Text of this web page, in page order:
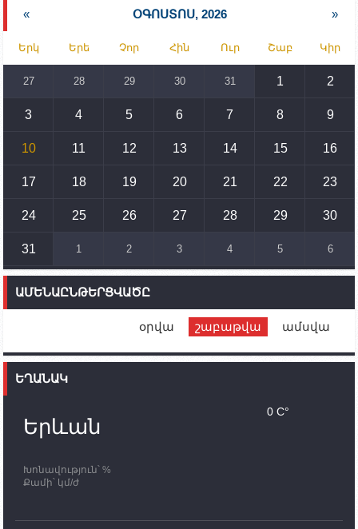
նախարարության հոգածության ներքո
Իրանը կողմ է տարածաշրջանի համար շահավետ
տրանսպորտային հաղորդակցությունների
զարգացմանը, սակայն ոչ՝ միջազգային
սահմանների փոփոխությանը
15:10 02.10.2023
սպառնալիքները կասեցնելու համար. իսպանացի
պատգամավորը Գորիսում է
14:54 02.10.2023
տեղակայված հայկական դիրքերի անձնակազմի
ունեն. կիպրոսցի խորհրդարանականը՝ Ալեն
Ֆրանսիայի ԱԳ նախարարը կայցելի Հայաստան
պատասխանատուներ կմնան ԼՂ-ում՝ մինչև
որոնողափրկարարական աշխատանքների
11:03
ՄԱԿ-ի առաքելությունը շատ, շատ, շատ օգտակար
« ՕԳՈՍՏՈՍ, 2026 »
Երկ Երե Չոր Հին Ուր Շաբ Կիր
27 28 29 30 31 1 2
3 4 5 6 7 8 9
10 11 12 13 14 15 16
17 18 19 20 21 22 23
24 25 26 27 28 29 30
31 1 2 3 4 5 6
ԱՄԵՆԱԸՆԹԵՐՑՎԱԾԸ
օրվա շաբաթվա ամսվա
ԵՂԱՆԱԿ
Երևան
Խոնավություն՝ %
Քամի՝ կմ/ժ
0 C°